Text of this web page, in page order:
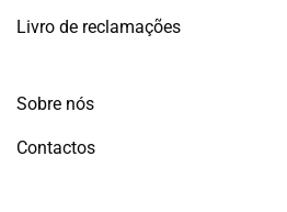
Livro de reclamações
Sobre nós
Contactos